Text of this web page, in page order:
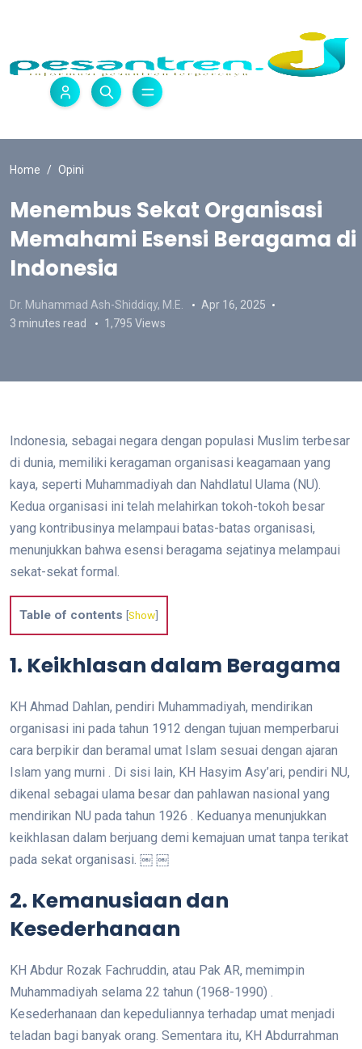
Home Opini
Menembus Sekat Organisasi
Memahami Esensi Beragama di
Indonesia
Dr. Muhammad Ash-Shiddiqy, M.E.
Apr 16, 2025
3 minutes read
1,795 Views
Indonesia, sebagai negara dengan populasi Muslim terbesar
di dunia, memiliki keragaman organisasi keagamaan yang
kaya, seperti Muhammadiyah dan Nahdlatul Ulama (NU).
Kedua organisasi ini telah melahirkan tokoh-tokoh besar
yang kontribusinya melampaui batas-batas organisasi,
menunjukkan bahwa esensi beragama sejatinya melampaui
sekat-sekat formal.
Table of contents [Show]
1. Keikhlasan dalam Beragama
KH Ahmad Dahlan, pendiri Muhammadiyah, mendirikan
organisasi ini pada tahun 1912 dengan tujuan memperbarui
cara berpikir dan beramal umat Islam sesuai dengan ajaran
Islam yang murni . Di sisi lain, KH Hasyim Asy’ari, pendiri NU,
dikenal sebagai ulama besar dan pahlawan nasional yang
mendirikan NU pada tahun 1926 . Keduanya menunjukkan
keikhlasan dalam berjuang demi kemajuan umat tanpa terikat
pada sekat organisasi. ￼ ￼
2. Kemanusiaan dan
Kesederhanaan
KH Abdur Rozak Fachruddin, atau Pak AR, memimpin
Muhammadiyah selama 22 tahun (1968-1990) .
Kesederhanaan dan kepeduliannya terhadap umat menjadi
teladan bagi banyak orang. Sementara itu, KH Abdurrahman